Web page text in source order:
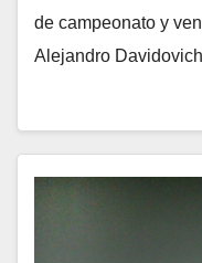
de campeonato y
Alejandro